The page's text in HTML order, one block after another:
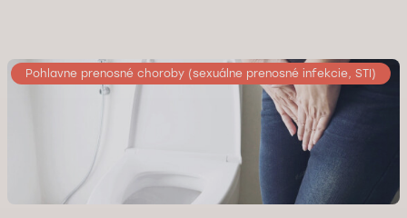
Pohlavne prenosné choroby (sexuálne prenosné infekcie, STI)